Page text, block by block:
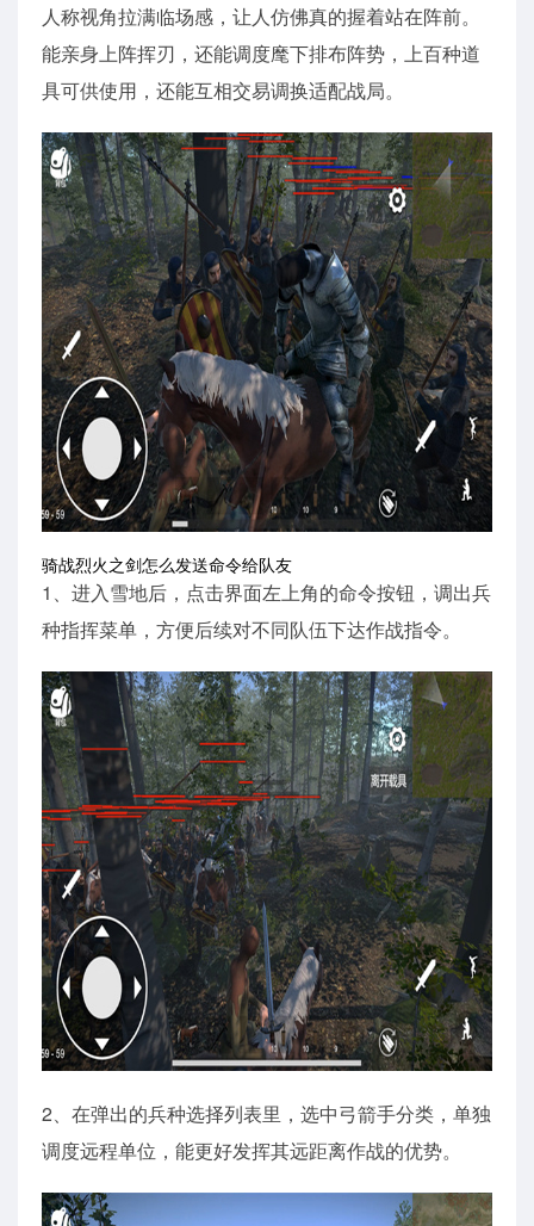
人称视角拉满临场感，让人仿佛真的握着站在阵前。
能亲身上阵挥刃，还能调度麾下排布阵势，上百种道
具可供使用，还能互相交易调换适配战局。
骑战烈火之剑怎么发送命令给队友
1、进入雪地后，点击界面左上角的命令按钮，调出兵
种指挥菜单，方便后续对不同队伍下达作战指令。
2、在弹出的兵种选择列表里，选中弓箭手分类，单独
调度远程单位，能更好发挥其远距离作战的优势。